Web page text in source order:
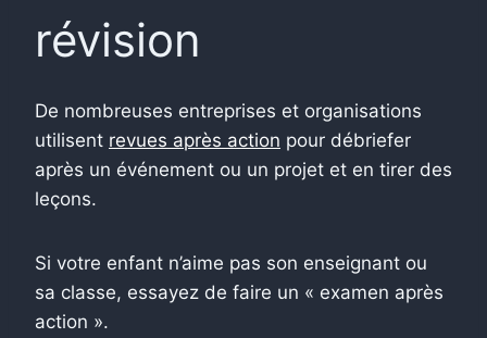
révision
De nombreuses entreprises et organisations
utilisent revues après action pour débriefer
après un événement ou un projet et en tirer des
leçons.
Si votre enfant n’aime pas son enseignant ou
sa classe, essayez de faire un « examen après
action ».